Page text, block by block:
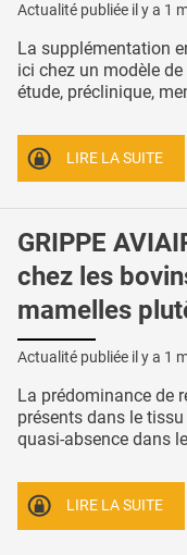
Actualité publiée il y a 1
La supplémentation
ici chez un modèle
étude, préclinique,
LIRE LA SUITE
GRIPPE
chez les
mamelles
Actualité publiée il y a 1
La prédominance de
présents dans le
quasi-absence dans
LIRE LA SUITE